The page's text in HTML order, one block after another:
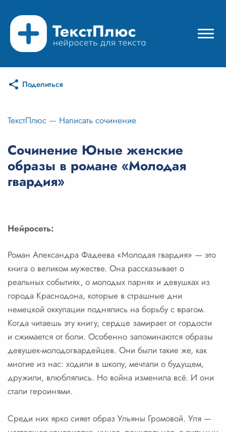
Режимы нейросети
Цены
Вход
Вход с Telegram
Поделиться
ТекстПлюс — Написать сочинение
Сочинение Юные женские
образы в романе «Молодая
гвардия»
Нейросеть:
Роман Александра Фадеева «Молодая гвардия» — это
книга о великом мужестве. Она рассказывает о
реальных событиях, о молодых парнях и девушках из
города Краснодона, которые в страшные дни
немецкой оккупации поднялись на борьбу с врагом.
Когда читаешь эту книгу, сердце замирает от гордости
и сжимается от боли. Особенно запоминаются образы
девушек-молодогвардейцев. Они были такие же, как
многие из нас: ходили в школу, мечтали о будущем,
дружили, влюблялись. Но война изменила всё. И они
стали героинями.
Среди них ярко сияет образ Ульяны Громовой. Уля —